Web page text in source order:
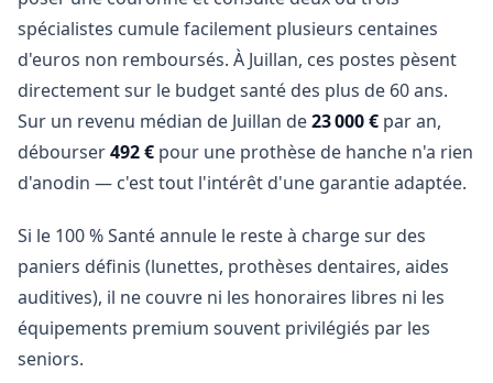
spécialistes cumule facilement plusieurs centaines
d'euros non remboursés. À Juillan, ces postes pèsent
directement sur le budget santé des plus de 60 ans.
Sur un revenu médian de Juillan de23 000 € par an,
débourser492 € pour une prothèse de hanche n'a rien
d'anodin — c'est tout l'intérêt d'une garantie adaptée.
Si le 100 % Santé annule le reste à charge sur des
paniers définis (lunettes, prothèses dentaires, aides
auditives), il ne couvre ni les honoraires libres ni les
équipements premium souvent privilégiés par les
seniors.